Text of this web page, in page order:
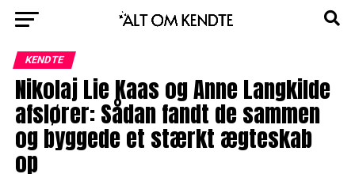
KENDTE
Nikolaj Lie Kaas og Anne Langkilde
afslører: Sådan fandt de sammen
og byggede et stærkt ægteskab
op